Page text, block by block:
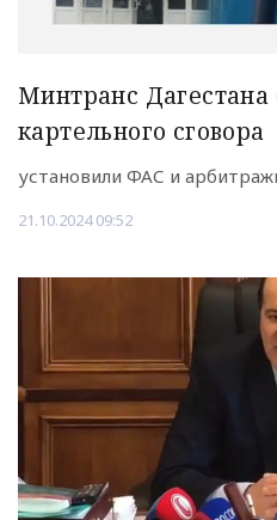
Минтранс Дагестана
картельного сговора
установили ФАС и
21.10.2024 09:52